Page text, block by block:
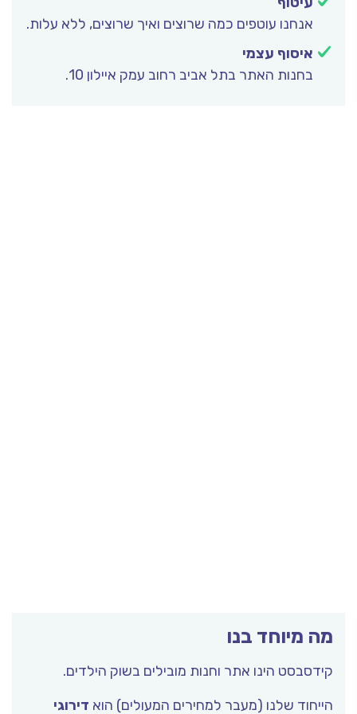
אנחנו עוטפים כמה שרוצים ואיך שרוצים, ללא עלות.
איסוף עצמי
בחנות האתר בתל אביב רחוב עמק איילון 10.
מה מיוחד בנו
קידסבסט הינו אתר וחנות מובילים בשוק הילדים.
הייחוד שלנו (מעבר למחירים המעולים) הוא דירוגי